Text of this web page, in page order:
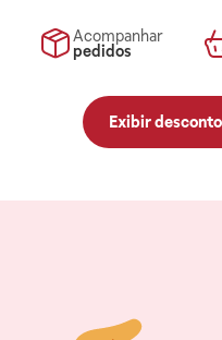
Acompanhar
pedidos
Exibir